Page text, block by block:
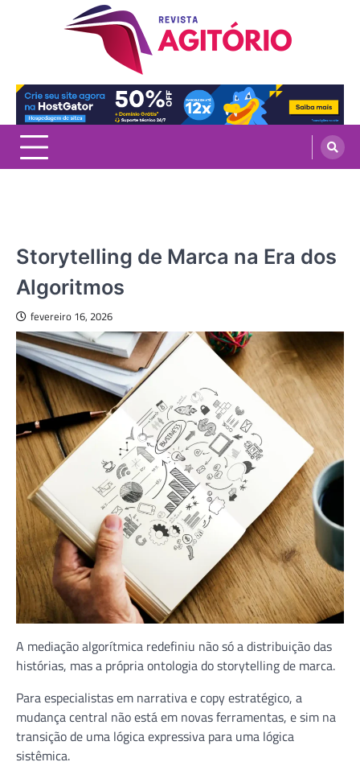
revistaagitorio.com.br
Portal de Artigos Incríveis
Storytelling de Marca na Era dos
Algoritmos
fevereiro 16, 2026
A mediação algorítmica redefiniu não só a distribuição das
histórias, mas a própria ontologia do storytelling de marca.
Para especialistas em narrativa e copy estratégico, a
mudança central não está em novas ferramentas, e sim na
transição de uma lógica expressiva para uma lógica
sistêmica.